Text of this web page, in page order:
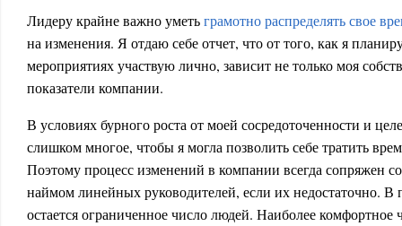
Лидеру крайне важно уметьграмотно распределять свое
на изменения. Я отдаю себе отчет, что от того, как я
мероприятиях участвую лично, зависит не только моя
показатели компании.
В условиях бурного роста от моей сосредоточенности и
слишком многое, чтобы я могла позволить себе тратить
Поэтому процесс изменений в компании всегда сопряжен
наймом линейных руководителей, если их недостаточно.
остается ограниченное число людей. Наиболее комфортное